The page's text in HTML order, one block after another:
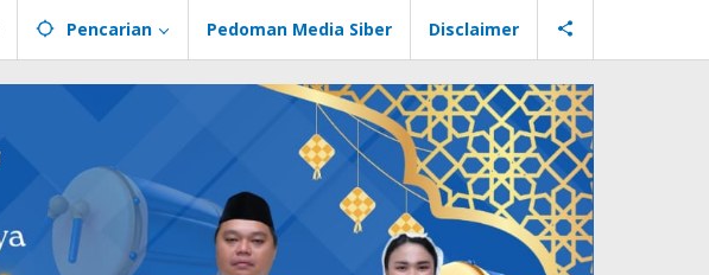
Pencarian Pedoman Media Siber Disclaimer